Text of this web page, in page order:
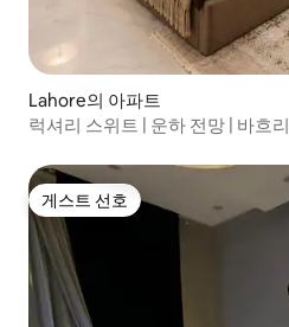
Lahore의 아파트
럭셔리 스위트 | 운하 전망 | 바흐
게스트 선호
게스트 선호